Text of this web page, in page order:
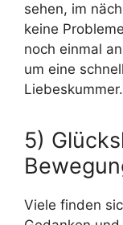
sehen, im
keine
noch einmal
um eine
Liebeskummer.
5)
Viele finden